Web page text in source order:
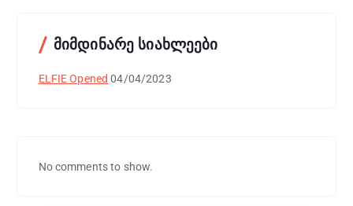
მიმდინარე სიახლეები
ELFIE Opened 04/04/2023
No comments to show.